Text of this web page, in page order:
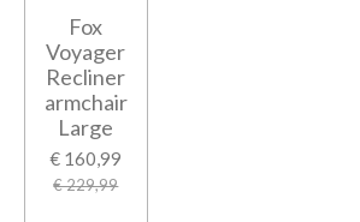
Fox
Voyager
Recliner
armchair
Large
€ 160,99
€ 229,99